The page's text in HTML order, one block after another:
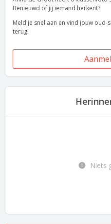
Benieuwd of jij iemand herkent?
Meld je snel aan en vind jouw
terug!
Niets